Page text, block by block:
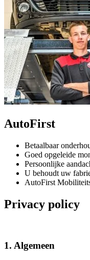
AutoFirst
Betaalbaar
Goed opgeleide
Persoonlijke
U behoudt uw
AutoFirst
Privacy policy
1. Algemeen